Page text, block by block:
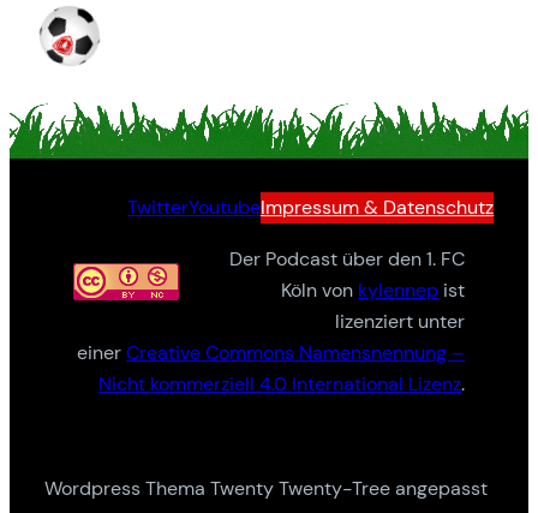
TwitterYoutubeImpressum & Datenschutz
Der Podcast über den 1. FC
Köln von kylennep ist
lizenziert unter
einerCreative Commons Namensnennung –
Nicht kommerziell 4.0 International Lizenz.
Wordpress Thema Twenty Twenty-Tree angepasst